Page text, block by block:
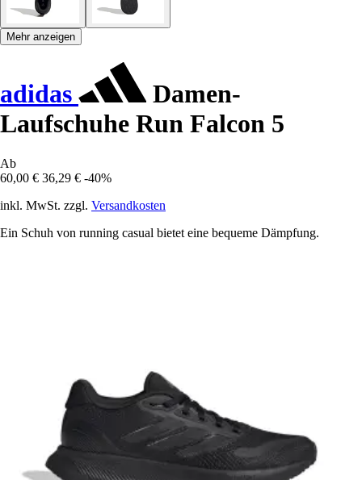
Mehr anzeigen
adidas
Damen-
Laufschuhe Run Falcon 5
Ab
60,00 € 36,29 € -40%
inkl. MwSt. zzgl. Versandkosten
Ein Schuh von running casual bietet eine bequeme Dämpfung.